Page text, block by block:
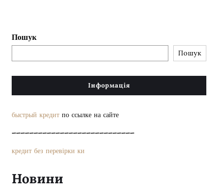
Пошук
Пошук
Інформація
быстрый кредитпо ссылке на сайте
––––––––––––––––––––––––––––
кредит без перевірки ки
Новини